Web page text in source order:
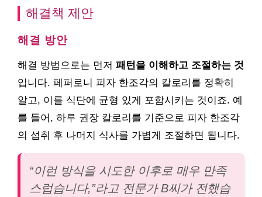
해결책 제안
해결 방안
해결 방법으로는 먼저 패턴을 이해하고 조절하는 것
입니다. 페퍼로니 피자 한조각의 칼로리를 정확히
알고, 이를 식단에 균형 있게 포함시키는 것이죠. 예
를 들어, 하루 권장 칼로리를 기준으로 피자 한조각
의 섭취 후 나머지 식사를 가볍게 조절하면 됩니다.
“이런 방식을 시도한 이후로 매우 만족
스럽습니다,”라고 전문가 B씨가 전했습